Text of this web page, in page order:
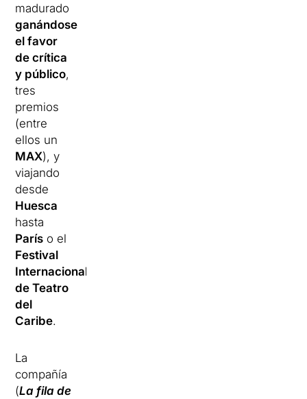
madurado
ganándose
el favor
de crítica
y público,
tres
premios
(entre
ellos un
MAX), y
viajando
desde
Huesca
hasta
París o el
Festival
Internacional
de Teatro
del
Caribe.
La
compañía
(La fila de